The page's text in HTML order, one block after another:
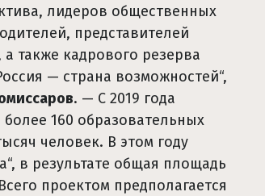
лидеров общественных
представителей
также кадрового резерва
— страна возможностей“,
. — С 2019 года
160 образовательных
человек. В этом году
в результате общая площадь
проектом предполагается